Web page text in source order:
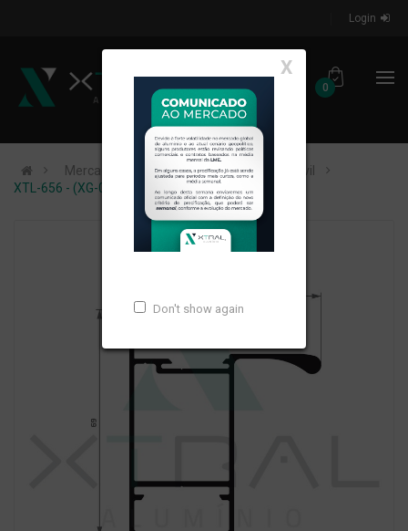
Login
0
X
Don't show again
Mercados de Atuação
Construção Civil
XTL-656 - (XG-017) - PESO LINEAR: 1,009kg/m